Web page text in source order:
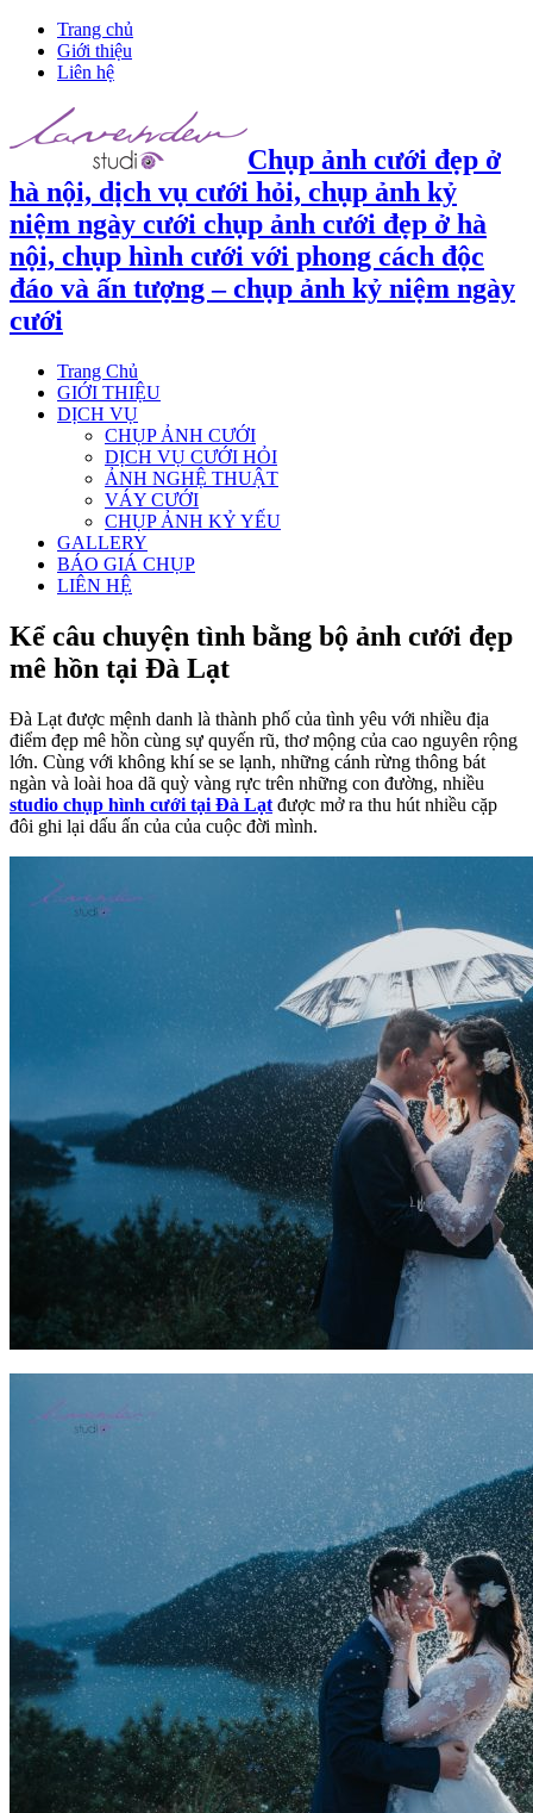
Trang chủ
Giới thiệu
Liên hệ
Chụp ảnh cưới đẹp ở
hà nội, dịch vụ cưới hỏi, chụp ảnh kỷ
niệm ngày cưới chụp ảnh cưới đẹp ở hà
nội, chụp hình cưới với phong cách độc
đáo và ấn tượng – chụp ảnh kỷ niệm ngày
cưới
Trang Chủ
GIỚI THIỆU
DỊCH VỤ
CHỤP ẢNH CƯỚI
DỊCH VỤ CƯỚI HỎI
ẢNH NGHỆ THUẬT
VÁY CƯỚI
CHỤP ẢNH KỶ YẾU
GALLERY
BÁO GIÁ CHỤP
LIÊN HỆ
Kể câu chuyện tình bằng bộ ảnh cưới đẹp
mê hồn tại Đà Lạt
Đà Lạt được mệnh danh là thành phố của tình yêu với nhiều địa
điểm đẹp mê hồn cùng sự quyến rũ, thơ mộng của cao nguyên rộng
lớn. Cùng với không khí se se lạnh, những cánh rừng thông bát
ngàn và loài hoa dã quỳ vàng rực trên những con đường, nhiều
studio chụp hình cưới tại Đà Lạt được mở ra thu hút nhiều cặp
đôi ghi lại dấu ấn của của cuộc đời mình.